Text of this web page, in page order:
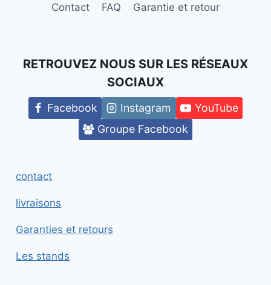
Contact
FAQ Garantie et retour
RETROUVEZ NOUS SUR LES RÉSEAUX
SOCIAUX
Facebook Instagram
YouTube
Groupe Facebook
contact
livraisons
Garanties et retours
Les stands